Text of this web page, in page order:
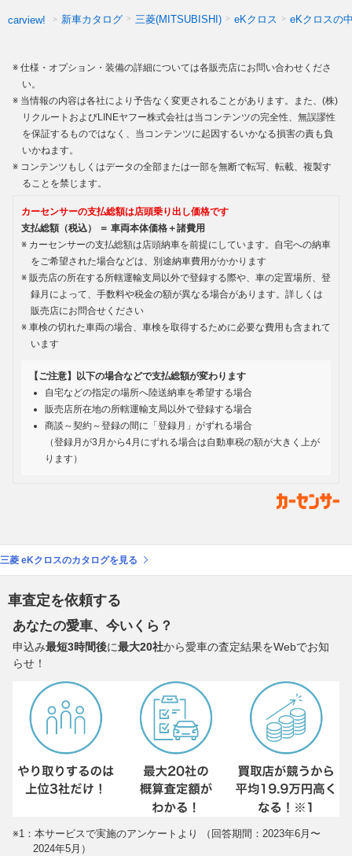
carview! 新車カタログ 三菱(MITSUBISHI) eKクロス eKクロスの
仕様・オプション・装備の詳細については各販売店にお問い合わせくださ
い。
当情報の内容は各社により予告なく変更されることがあります。また、(株)
リクルートおよびLINEヤフー株式会社は当コンテンツの完全性、無誤謬性
を保証するものではなく、当コンテンツに起因するいかなる損害の責も負
いかねます。
コンテンツもしくはデータの全部または一部を無断で転写、転載、複製す
ることを禁じます。
カーセンサーの支払総額は店頭乗り出し価格です
支払総額（税込） ＝ 車両本体価格＋諸費用
カーセンサーの支払総額は店頭納車を前提にしています。自宅への納車
をご希望された場合などは、別途納車費用がかかります
販売店の所在する所轄運輸支局以外で登録する際や、車の定置場所、登
録月によって、手数料や税金の額が異なる場合があります。詳しくは
販売店にお問合せください
車検の切れた車両の場合、車検を取得するために必要な費用も含まれて
います
【ご注意】以下の場合などで支払総額が変わります
自宅などの指定の場所へ陸送納車を希望する場合
販売店所在地の所轄運輸支局以外で登録する場合
商談～契約～登録の間に「登録月」がずれる場合
（登録月が3月から4月にずれる場合は自動車税の額が大きく上が
ります）
三菱 eKクロスのカタログを見る
車査定を依頼する
あなたの愛車、今いくら？
申込み最短3時間後に最大20社から愛車の査定結果をWebでお知
らせ！
※1：本サービスで実施のアンケートより （回答期間：2023年6月〜
2024年5月）